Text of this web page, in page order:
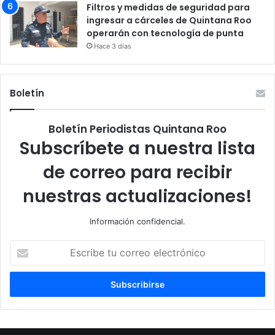
Filtros y medidas de seguridad para
ingresar a cárceles de Quintana Roo
operarán con tecnología de punta
Hace 3 días
Boletín
Boletín Periodistas Quintana Roo
Subscríbete a nuestra lista
de correo para recibir
nuestras actualizaciones!
Información confidencial.
correo